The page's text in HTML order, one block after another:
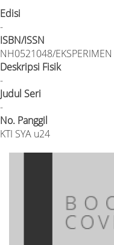
Edisi
-
ISBN/ISSN
NH0521048/EKSPERIMEN
Deskripsi Fisik
-
Judul Seri
-
No. Panggil
KTI SYA u24